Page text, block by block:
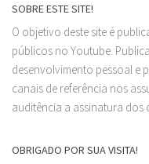
SOBRE ESTE SITE!
O objetivo deste site é
públicos no Youtube.
desenvolvimento pessoal e
canais de referência nos
auditência a assinatura dos
OBRIGADO POR SUA VISITA!